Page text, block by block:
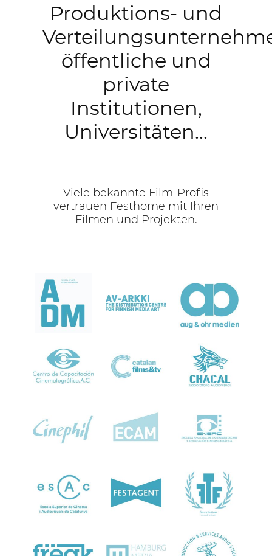
Produktions- und
öffentliche und
private
Institutionen,
Universitäten...
Viele bekannte Film-Profis
vertrauen Festhome mit Ihren
Filmen und Projekten.